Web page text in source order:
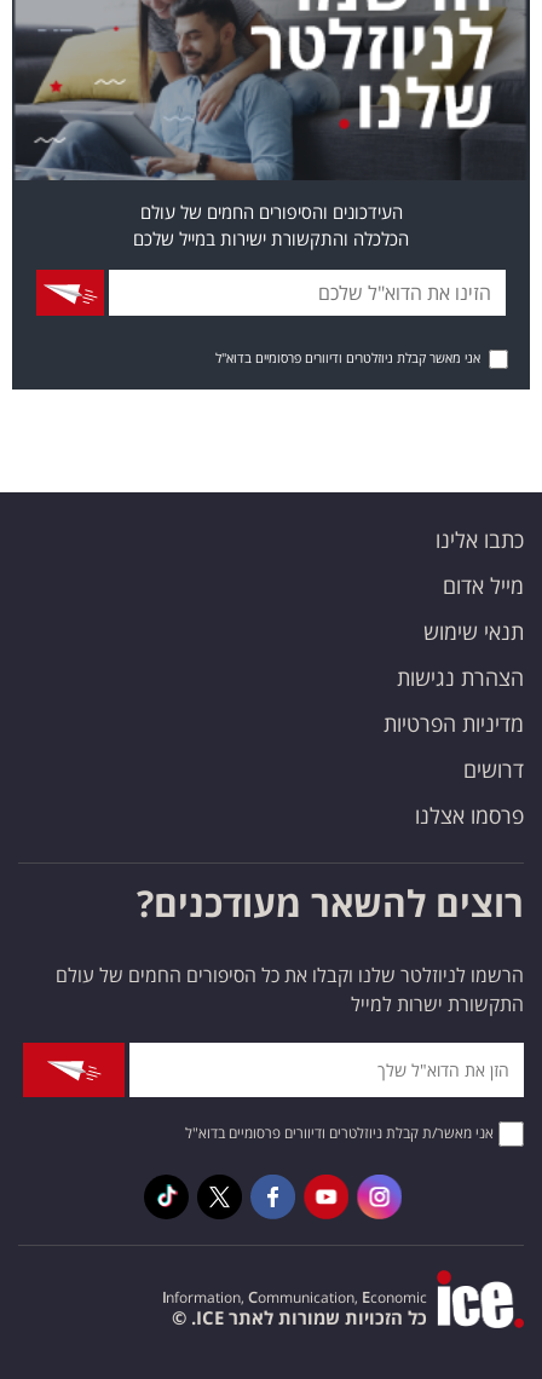
העידכונים והסיפורים החמים של עולם
הכלכלה והתקשורת ישירות במייל שלכם
אני מאשר קבלת ניוזלטרים ודיוורים פרסומיים בדוא"ל
כתבו אלינו
מייל אדום
תנאי שימוש
הצהרת נגישות
מדיניות הפרטיות
דרושים
פרסמו אצלנו
רוצים להשאר מעודכנים?
הרשמו לניוזלטר שלנו וקבלו את כל הסיפורים החמים של עולם
התקשורת ישרות למייל
אני מאשר/ת קבלת ניוזלטרים ודיוורים פרסומיים בדוא"ל
Information, Communication, Economic
כל הזכויות שמורות לאתר ICE. ©